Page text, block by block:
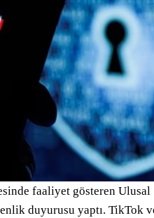
faaliyet gösteren Ulusal
duyurusu yaptı. TikTok